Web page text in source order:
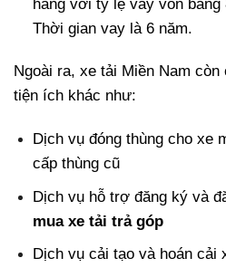
hàng với tỷ lệ vay vốn
Thời gian vay là 6 năm.
Ngoài ra, xe tải Miền Nam
tiện ích khác như:
Dịch vụ đóng thùng cho xe
cấp thùng cũ
Dịch vụ hỗ trợ đăng ký và
mua xe tải trả góp
Dịch vụ cải tạo và hoán cải